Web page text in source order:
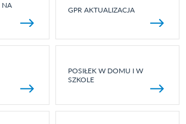
NA
GPR AKTUALIZACJA
POSIŁEK W DOMU I W
SZKOLE